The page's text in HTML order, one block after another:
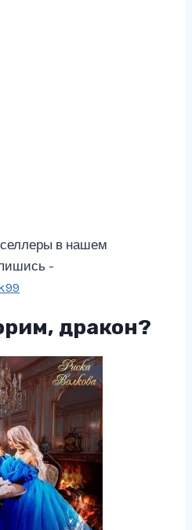
в нашем
-
дракон?